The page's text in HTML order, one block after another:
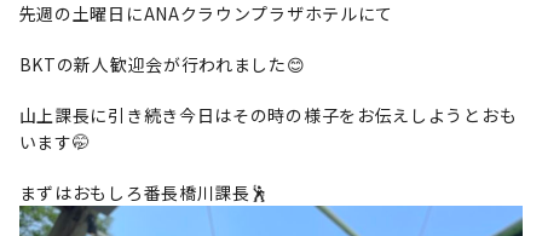
先週の土曜日にANAクラウンプラザホテルにて
BKTの新人歓迎会が行われました😊
山上課長に引き続き今日はその時の様子をお伝えしようとおも
います🤭
まずはおもしろ番長橋川課長🕺